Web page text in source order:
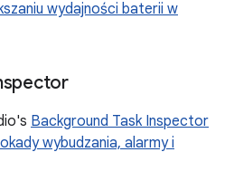
wydajności baterii w
Background Task Inspector
wybudzania, alarmy i